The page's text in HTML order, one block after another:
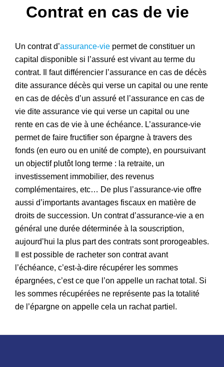
Patrimoine
Contrat en cas de vie
Un contrat d’assurance-vie permet de constituer un
capital disponible si l’assuré est vivant au terme du
contrat. Il faut différencier l’assurance en cas de décès
dite assurance décès qui verse un capital ou une rente
en cas de décès d’un assuré et l’assurance en cas de
vie dite assurance vie qui verse un capital ou une
rente en cas de vie à une échéance. L’assurance-vie
permet de faire fructifier son épargne à travers des
fonds (en euro ou en unité de compte), en poursuivant
un objectif plutôt long terme : la retraite, un
investissement immobilier, des revenus
complémentaires, etc… De plus l’assurance-vie offre
aussi d’importants avantages fiscaux en matière de
droits de succession. Un contrat d’assurance-vie a en
général une durée déterminée à la souscription,
aujourd’hui la plus part des contrats sont prorogeables.
Il est possible de racheter son contrat avant
l’échéance, c’est-à-dire récupérer les sommes
épargnées, c’est ce que l’on appelle un rachat total. Si
les sommes récupérées ne représente pas la totalité
de l’épargne on appelle cela un rachat partiel.